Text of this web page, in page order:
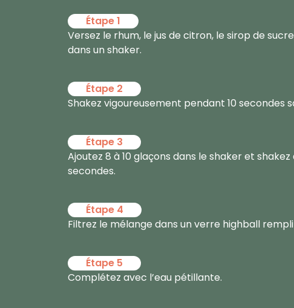
Étape 1
Versez le rhum, le jus de citron, le sirop de
dans un shaker.
Étape 2
Shakez vigoureusement pendant 10 secondes
Étape 3
Ajoutez 8 à 10 glaçons dans le shaker et shakez
secondes.
Étape 4
Filtrez le mélange dans un verre highball
Étape 5
Complétez avec l’eau pétillante.